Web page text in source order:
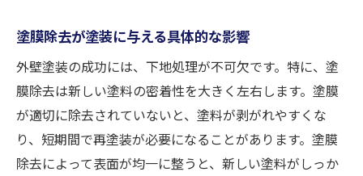
塗膜除去が塗装に与える具体的な影響
外壁塗装の成功には、下地処理が不可欠です。特に、塗
膜除去は新しい塗料の密着性を大きく左右します。塗膜
が適切に除去されていないと、塗料が剥がれやすくな
り、短期間で再塗装が必要になることがあります。塗膜
除去によって表面が均一に整うと、新しい塗料がしっか